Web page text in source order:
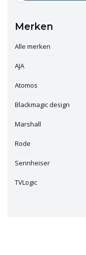
Merken
Alle merken
AJA
Atomos
Blackmagic design
Marshall
Rode
Sennheiser
TVLogic